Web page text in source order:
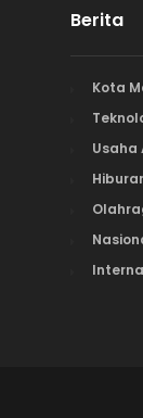
Berita
Kota
Usaha